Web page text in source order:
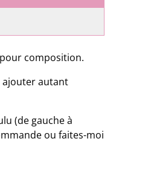
composition.
ajouter autant
(de gauche à
ou faites-moi